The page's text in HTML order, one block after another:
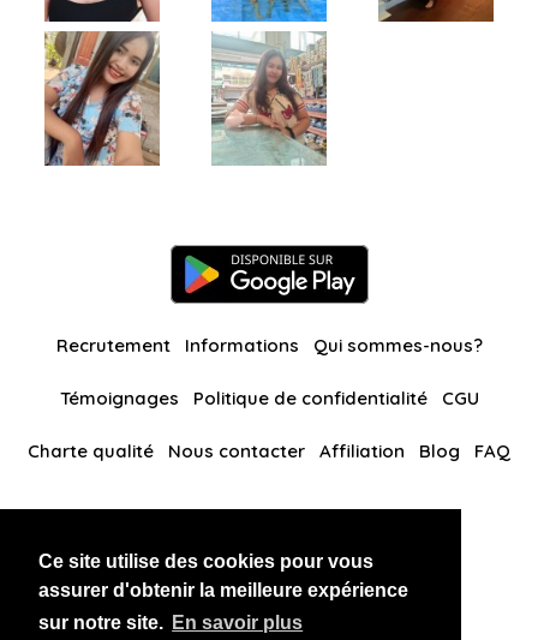
Ce site utilise des cookies pour vous
assurer d'obtenir la meilleure expérience
sur notre site. En savoir plus
Recrutement Informations Qui sommes-nous?
Témoignages Politique de confidentialité CGU
Charte qualité Nous contacter Affiliation Blog FAQ
BlackAndBeauties RussianKisses